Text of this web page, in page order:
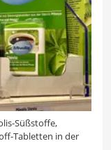
Süßstoffe,
Tabletten in der